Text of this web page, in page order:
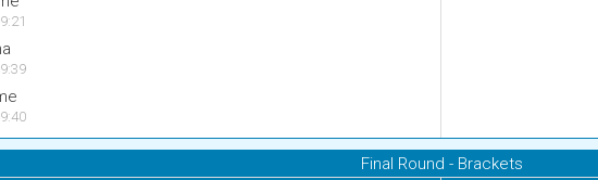
Final Round - Brackets